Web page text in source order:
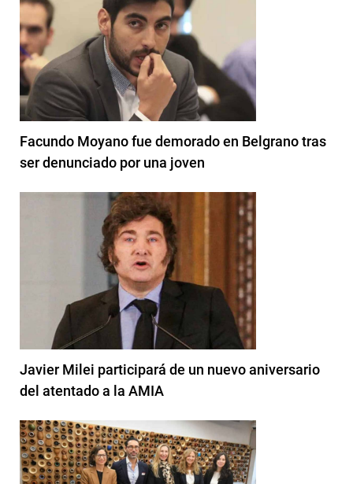
Facundo Moyano fue demorado en Belgrano tras
ser denunciado por una joven
Javier Milei participará de un nuevo aniversario
del atentado a la AMIA